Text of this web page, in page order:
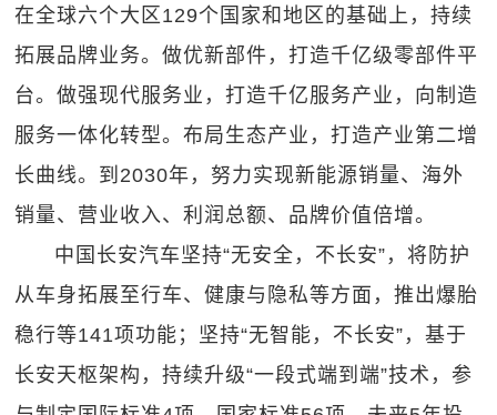
在全球六个大区129个国家和地区的基础上，持续
拓展品牌业务。做优新部件，打造千亿级零部件平
台。做强现代服务业，打造千亿服务产业，向制造
服务一体化转型。布局生态产业，打造产业第二增
长曲线。到2030年，努力实现新能源销量、海外
销量、营业收入、利润总额、品牌价值倍增。
中国长安汽车坚持“无安全，不长安”，将防护
从车身拓展至行车、健康与隐私等方面，推出爆胎
稳行等141项功能；坚持“无智能，不长安”，基于
长安天枢架构，持续升级“一段式端到端”技术，参